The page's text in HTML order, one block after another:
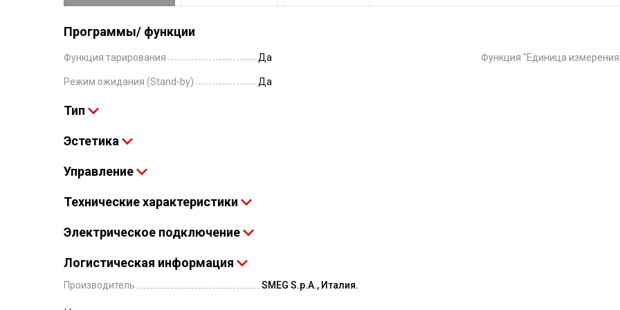
Программы/ функции
Функция тарирования Да Функция "Единица
Режим ожидания (Stand-by) Да
Тип
Эстетика
Управление
Технические характеристики
Электрическое подключение
Логистическая информация
Производитель SMEG S.p.A., Италия.